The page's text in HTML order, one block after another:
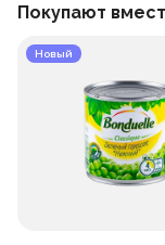
Покупают
Новый